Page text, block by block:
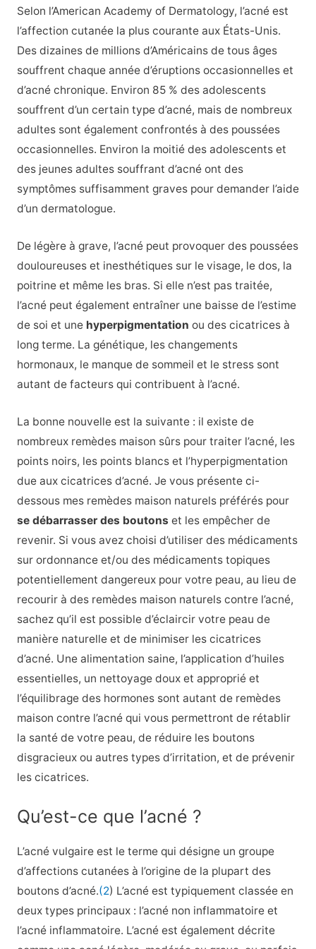
Selon l’American Academy of Dermatology, l’acné est
l’affection cutanée la plus courante aux États-Unis.
Des dizaines de millions d’Américains de tous âges
souffrent chaque année d’éruptions occasionnelles et
d’acné chronique. Environ 85 % des adolescents
souffrent d’un certain type d’acné, mais de nombreux
adultes sont également confrontés à des poussées
occasionnelles. Environ la moitié des adolescents et
des jeunes adultes souffrant d’acné ont des
symptômes suffisamment graves pour demander l’aide
d’un dermatologue.
De légère à grave, l’acné peut provoquer des poussées
douloureuses et inesthétiques sur le visage, le dos, la
poitrine et même les bras. Si elle n’est pas traitée,
l’acné peut également entraîner une baisse de l’estime
de soi et une hyperpigmentation ou des cicatrices à
long terme. La génétique, les changements
hormonaux, le manque de sommeil et le stress sont
autant de facteurs qui contribuent à l’acné.
La bonne nouvelle est la suivante : il existe de
nombreux remèdes maison sûrs pour traiter l’acné, les
points noirs, les points blancs et l’hyperpigmentation
due aux cicatrices d’acné. Je vous présente ci-
dessous mes remèdes maison naturels préférés pour
se débarrasser des boutons et les empêcher de
revenir. Si vous avez choisi d’utiliser des médicaments
sur ordonnance et/ou des médicaments topiques
potentiellement dangereux pour votre peau, au lieu de
recourir à des remèdes maison naturels contre l’acné,
sachez qu’il est possible d’éclaircir votre peau de
manière naturelle et de minimiser les cicatrices
d’acné. Une alimentation saine, l’application d’huiles
essentielles, un nettoyage doux et approprié et
l’équilibrage des hormones sont autant de remèdes
maison contre l’acné qui vous permettront de rétablir
la santé de votre peau, de réduire les boutons
disgracieux ou autres types d’irritation, et de prévenir
les cicatrices.
Qu’est-ce que l’acné ?
L’acné vulgaire est le terme qui désigne un groupe
d’affections cutanées à l’origine de la plupart des
boutons d’acné.(2) L’acné est typiquement classée en
deux types principaux : l’acné non inflammatoire et
l’acné inflammatoire. L’acné est également décrite